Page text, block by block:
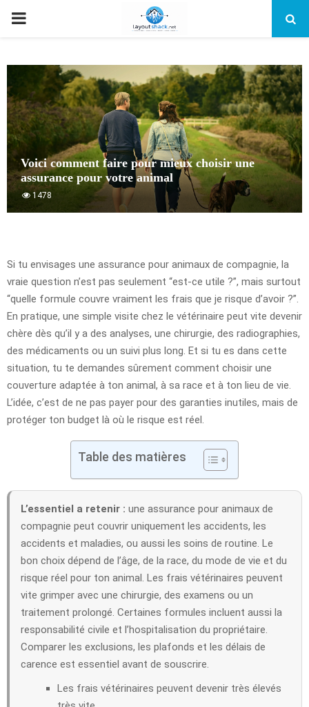
PRIMARY
Voici comment faire pour mieux choisir une
assurance pour votre animal
1478
Si tu envisages une assurance pour animaux de compagnie, la
vraie question n’est pas seulement “est-ce utile ?”, mais surtout
“quelle formule couvre vraiment les frais que je risque d’avoir ?”.
En pratique, une simple visite chez le vétérinaire peut vite devenir
chère dès qu’il y a des analyses, une chirurgie, des radiographies,
des médicaments ou un suivi plus long. Et si tu es dans cette
situation, tu te demandes sûrement comment choisir une
couverture adaptée à ton animal, à sa race et à ton lieu de vie.
L’idée, c’est de ne pas payer pour des garanties inutiles, mais de
protéger ton budget là où le risque est réel.
Table des matières
L’essentiel a retenir : une assurance pour animaux de
compagnie peut couvrir uniquement les accidents, les
accidents et maladies, ou aussi les soins de routine. Le
bon choix dépend de l’âge, de la race, du mode de vie et du
risque réel pour ton animal. Les frais vétérinaires peuvent
vite grimper avec une chirurgie, des examens ou un
traitement prolongé. Certaines formules incluent aussi la
responsabilité civile et l’hospitalisation du propriétaire.
Comparer les exclusions, les plafonds et les délais de
carence est essentiel avant de souscrire.
Les frais vétérinaires peuvent devenir très élevés